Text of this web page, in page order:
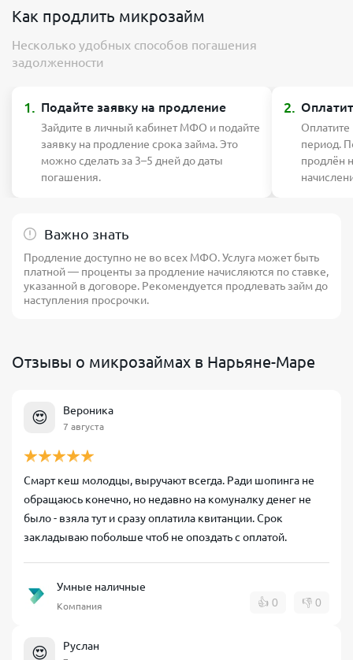
Как продлить микрозайм
Несколько удобных способов погашения
задолженности
1. Подайте заявку на продление
Зайдите в личный кабинет МФО и подайте
заявку на продление срока займа. Это
можно сделать за 3–5 дней до даты
погашения.
2.
период.
продлён
Важно знать
Продление доступно не во всех МФО. Услуга может быть
платной — проценты за продление начисляются по ставке,
указанной в договоре. Рекомендуется продлевать займ до
наступления просрочки.
Отзывы о микрозаймах в Нарьяне-Маре
😍 Вероника
7 августа
Смарт кеш молодцы, выручают всегда. Ради шопинга не
обращаюсь конечно, но недавно на комуналку денег не
было - взяла тут и сразу оплатила квитанции. Срок
закладываю побольше чтоб не опоздать с оплатой.
Умные наличные
Компания 👍 0 👎 0
😍 Руслан